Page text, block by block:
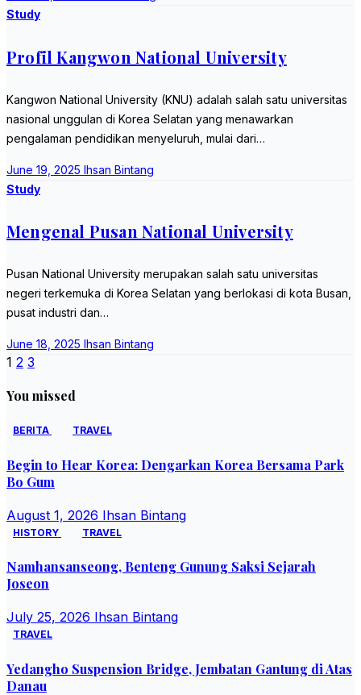
Study
Profil Kangwon National University
Kangwon National University (KNU) adalah salah satu universitas
nasional unggulan di Korea Selatan yang menawarkan
pengalaman pendidikan menyeluruh, mulai dari…
June 19, 2025 Ihsan Bintang
Study
Mengenal Pusan National University
Pusan National University merupakan salah satu universitas
negeri terkemuka di Korea Selatan yang berlokasi di kota Busan,
pusat industri dan…
June 18, 2025 Ihsan Bintang
Posts
pagination
1 2 3
You missed
BERITA TRAVEL
Begin to Hear Korea: Dengarkan Korea Bersama Park
Bo Gum
August 1, 2026 Ihsan Bintang
HISTORY TRAVEL
Namhansanseong, Benteng Gunung Saksi Sejarah
Joseon
July 25, 2026 Ihsan Bintang
TRAVEL
Yedangho Suspension Bridge, Jembatan Gantung di Atas
Danau